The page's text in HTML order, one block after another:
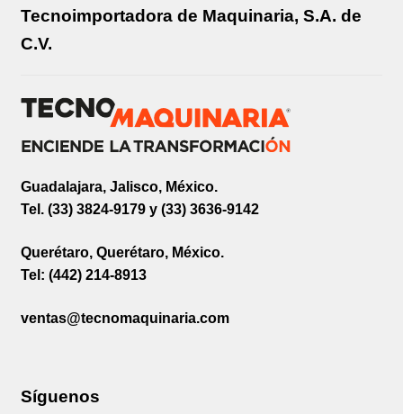
Tecnoimportadora de Maquinaria, S.A. de
C.V.
Guadalajara, Jalisco, México.
Tel. (33) 3824-9179 y (33) 3636-9142
Querétaro, Querétaro, México.
Tel: (442) 214-8913
ventas@tecnomaquinaria.com
Síguenos